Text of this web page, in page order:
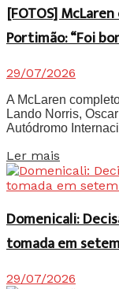
[FOTOS]
Portimão: “Foi
29/07/2026
A McLaren
Lando Norris,
Autódromo
Ler mais
Domenicali:
tomada em
29/07/2026